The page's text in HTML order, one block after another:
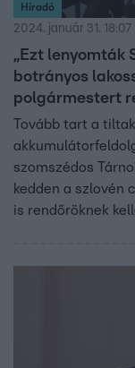
Híradó
2024. január 31. 18:07
„Ezt lenyomták
botrányos
polgármestert
Tovább tart a
szomszédos
kedden a szlovén
is rendőröknek
kereste őket és a
polgármesterei